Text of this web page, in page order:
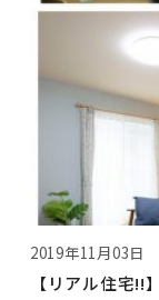
2019年11月03日
【リアル住宅!!